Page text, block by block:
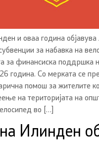
и оваа година објавува
за набавка на
за финансиска поддршка
година. Со мерката се
помош за жителите
на територијата на
во […]
Илинден